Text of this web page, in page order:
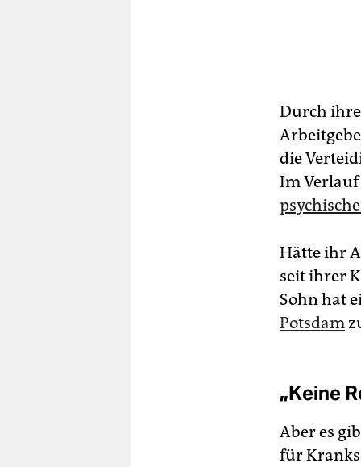
Durch
die
Im
Hätte ihr
seit ihrer
Sohn hat
Potsdam
„Keine
Aber es
für